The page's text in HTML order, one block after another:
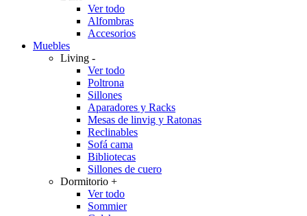
Ver todo
Alfombras
Accesorios
Muebles
Living -
Ver todo
Poltrona
Sillones
Aparadores y Racks
Mesas de linvig y Ratonas
Reclinables
Sofá cama
Bibliotecas
Sillones de cuero
Dormitorio +
Ver todo
Sommier